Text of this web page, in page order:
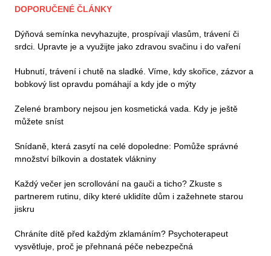
DOPORUČENÉ ČLÁNKY
Dýňová semínka nevyhazujte, prospívají vlasům, trávení či
srdci. Upravte je a využijte jako zdravou svačinu i do vaření
Hubnutí, trávení i chutě na sladké. Víme, kdy skořice, zázvor a
bobkový list opravdu pomáhají a kdy jde o mýty
Zelené brambory nejsou jen kosmetická vada. Kdy je ještě
můžete sníst
Snídaně, která zasytí na celé dopoledne: Pomůže správné
množství bílkovin a dostatek vlákniny
Každý večer jen scrollování na gauči a ticho? Zkuste s
partnerem rutinu, díky které uklidíte dům i zažehnete starou
jiskru
Chráníte dítě před každým zklamáním? Psychoterapeut
vysvětluje, proč je přehnaná péče nebezpečná